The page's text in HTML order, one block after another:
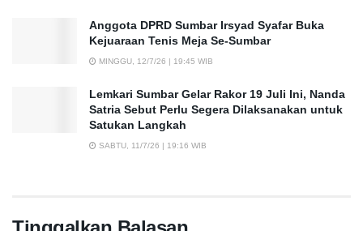
Anggota DPRD Sumbar Irsyad Syafar Buka
Kejuaraan Tenis Meja Se-Sumbar
MINGGU, 12/7/26 | 19:45 WIB
Lemkari Sumbar Gelar Rakor 19 Juli Ini, Nanda
Satria Sebut Perlu Segera Dilaksanakan untuk
Satukan Langkah
SABTU, 11/7/26 | 19:16 WIB